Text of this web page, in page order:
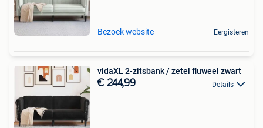
Bezoek website Eergisteren
vidaXL 2-zitsbank / zetel fluweel zwart
€ 244,99 Details